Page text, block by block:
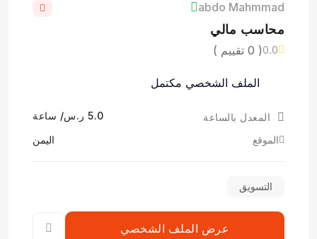
abdo Mahmmad
محاسب مالي
0.0( 0 تقييم )
الملف الشخصي مكتمل
المعدل بالساعة
5.0 ر.س/ ساعة
الموقع
اليمن
التسويق
عرض الملف الشخصي